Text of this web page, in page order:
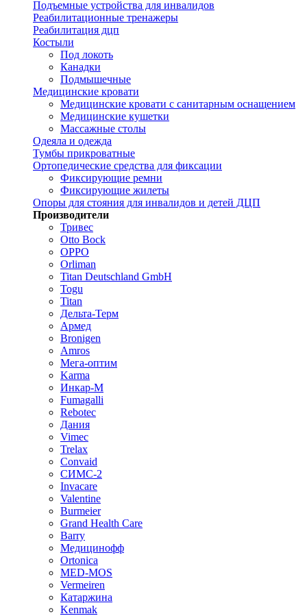
Подъемные устройства для инвалидов
Реабилитационные тренажеры
Реабилитация дцп
Костыли
Под локоть
Канадки
Подмышечные
Медицинские кровати
Медицинские кровати с санитарным оснащением
Медицинские кушетки
Массажные столы
Одеяла и одежда
Тумбы прикроватные
Ортопедические средства для фиксации
Фиксирующие ремни
Фиксирующие жилеты
Опоры для стояния для инвалидов и детей ДЦП
Производители
Тривес
Otto Bock
OPPO
Orliman
Titan Deutschland GmbH
Togu
Titan
Дельта-Терм
Армед
Bronigen
Amros
Мега-оптим
Karma
Инкар-М
Fumagalli
Rebotec
Дания
Vimec
Trelax
Convaid
СИМС-2
Invacare
Valentine
Burmeier
Grand Health Care
Barry
Медицинофф
Ortonica
MED-MOS
Vermeiren
Катаржина
Kenmak